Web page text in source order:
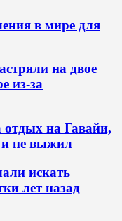
в мире для
на двое
из-за
отдых на Гавайи,
и не выжил
искать
лет назад